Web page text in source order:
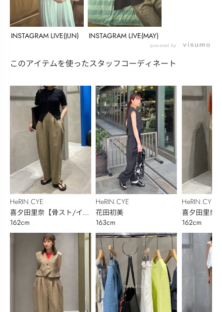
INSTAGRAM LIVE(JUN) INSTAGRAM LIVE(MAY)
powered by
このアイテムを使ったスタッフコーディネート
HeRIN.CYE
喜夕田里奈【骨スト/イエ
ベ秋】
162cm
HeRIN.CYE
花田初美
163cm
HeRIN.CYE
喜夕田里奈
ベ秋】
162cm